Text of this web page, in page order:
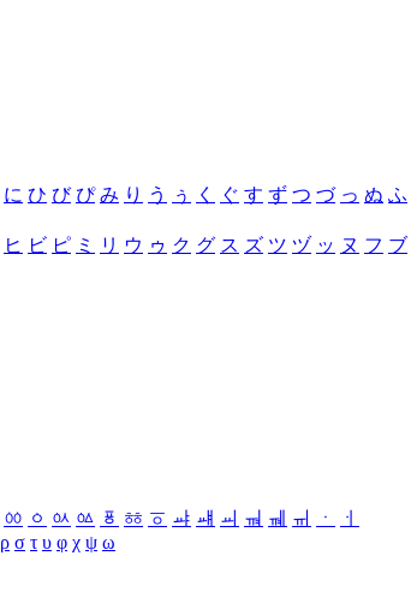
に ひ び ぴ み り う ぅ く ぐ す ず つ づ っ ぬ ふ
ヒ ビ ピ ミ リ ウ ゥ ク グ ス ズ ツ ヅ ッ ヌ フ ブ
ㆀ ㆁ ㆂ ㆃ ㆄ ㆅ ㆆ ㆇ ㆈ ㆉ ㆊ ㆋ ㆌ ㆍ
ㆎ
ρ σ τ υ φ χ ψ ω